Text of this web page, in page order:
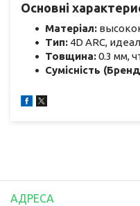
Основні
Матеріал:
Тип: 4D ARC,
Товщина:0.3 мм,
Сумісність